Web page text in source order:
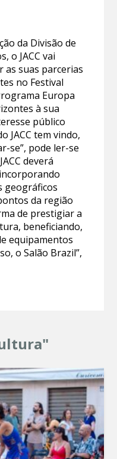
da Divisão de
o JACC vai
suas parcerias
no Festival
Europa
à sua
público
JACC tem vindo,
se”, pode ler-se
deverá
geográficos
da região
de prestigiar a
beneficiando,
equipamentos
o Salão Brazil”,